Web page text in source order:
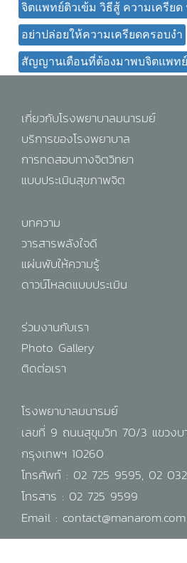
จิตแพทย์ติวเข้ม วิธีสู้ ความเครีย
อย่าปล่อยให้ความเครียดครอบงำ
สัญญานเตือนที่ต้องมาพบจิตแพทย์
เกี่ยวกับโรงพยาบาลมนารมย์
บริการของโรงพยาบาล
การทดสอบทางจิตวิทยา
แบบประเมินสุขภาพจิต
บทความ
วารสารพลังใจดี
แผ่นพับให้ความรู้
ดาวน์โหลดแบบประเมิน
ร่วมงานกับเรา
Photo Gallery
ติดต่อเรา
โรงพยาบาลมนารมย์
เลขที่ 9 ถนนสุขุมวิท 70/3 แขวงบ
กรุงเทพฯ 10260
โทรศัพท์ : 02 725 9595, 02
โทรสาร : 02 725 9599
Email : contact@manarom.com